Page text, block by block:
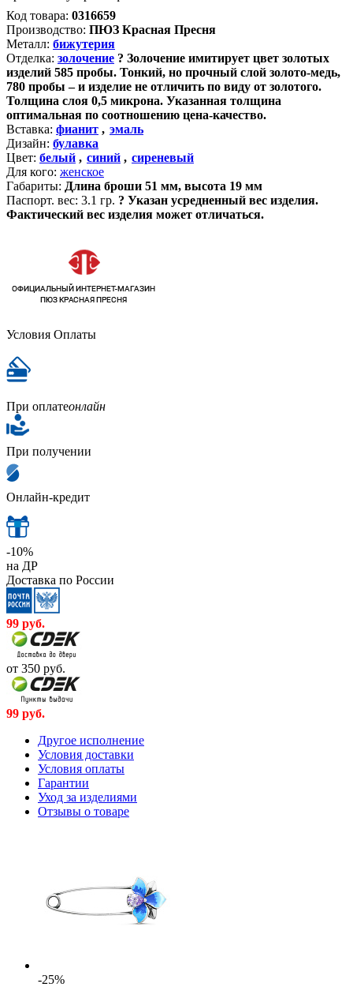
Код товара: 0316659
Производство: ПЮЗ Красная Пресня
Металл: бижутерия
Отделка: золочение ? Золочение имитирует цвет золотых
изделий 585 пробы. Тонкий, но прочный слой золото-медь,
780 пробы – и изделие не отличить по виду от золотого.
Толщина слоя 0,5 микрона. Указанная толщина
оптимальная по соотношению цена-качество.
Вставка: фианит , эмаль
Дизайн: булавка
Цвет: белый , синий , сиреневый
Для кого: женское
Габариты: Длина броши 51 мм, высота 19 мм
Паспорт. вес: 3.1 гр. ? Указан усредненный вес изделия.
Фактический вес изделия может отличаться.
Условия Оплаты
При оплатеонлайн
При получении
Онлайн-кредит
-10%
на ДР
Доставка по России
99 руб.
от 350 руб.
99 руб.
Другое исполнение
Условия доставки
Условия оплаты
Гарантии
Уход за изделиями
Отзывы о товаре
-25%